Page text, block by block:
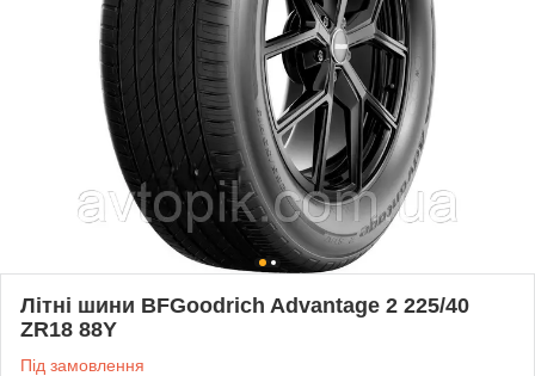
Літні шини BFGoodrich Advantage 2 225/40
ZR18 88Y
Під замовлення